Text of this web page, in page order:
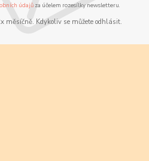
údajůza účelem rozesílky newsletteru.
měsíčně. Kdykoliv se můžete odhlásit.